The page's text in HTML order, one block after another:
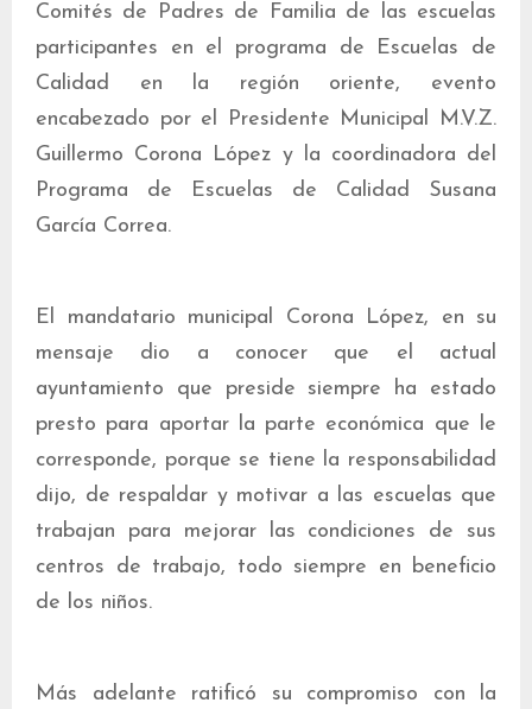
Comités de Padres de Familia de las escuelas
participantes en el programa de Escuelas de
Calidad en la región oriente, evento
encabezado por el Presidente Municipal M.V.Z.
Guillermo Corona López y la coordinadora del
Programa de Escuelas de Calidad Susana
García Correa.
El mandatario municipal Corona López, en su
mensaje dio a conocer que el actual
ayuntamiento que preside siempre ha estado
presto para aportar la parte económica que le
corresponde, porque se tiene la responsabilidad
dijo, de respaldar y motivar a las escuelas que
trabajan para mejorar las condiciones de sus
centros de trabajo, todo siempre en beneficio
de los niños.
Más adelante ratificó su compromiso con la